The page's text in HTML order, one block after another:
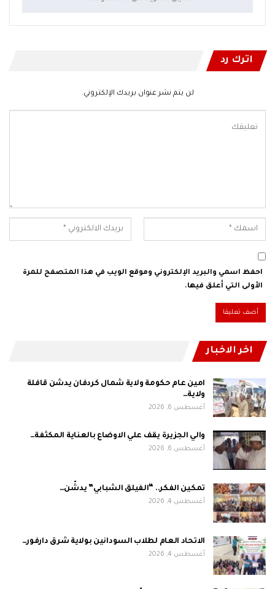
اترك رد
لن يتم نشر عنوان بريدك الإلكتروني.
احفظ اسمي والبريد الإلكتروني وموقع الويب في هذا المتصفح للمرة
الأولى التي أعلق فيها.
اخر الاخبار
امين عام حكومة ولاية شمال كردفان يدشن قافلة
ولاية…
أغسطس 6, 2026
والي الجزيرة يقف علي الاوضاع بالعناية المكثفة…
أغسطس 6, 2026
تمكين الفكر.. “الفيلق الشبابي” يدشّن…
أغسطس 4, 2026
الاتحاد العام لطلاب السودانين بولاية شرق دارفور…
أغسطس 4, 2026